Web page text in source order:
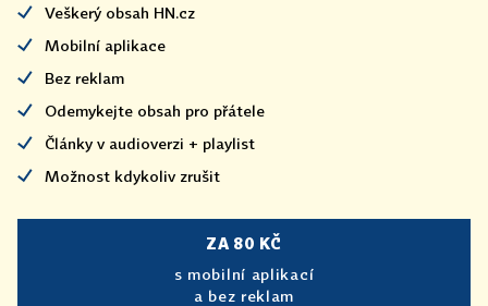
Veškerý obsah HN.cz
Mobilní aplikace
Bez reklam
Odemykejte obsah pro přátele
Články v audioverzi + playlist
Možnost kdykoliv zrušit
ZA 80 KČ
s mobilní aplikací
a bez reklam